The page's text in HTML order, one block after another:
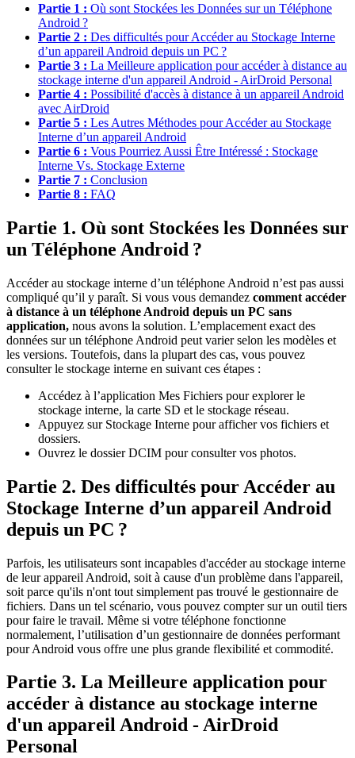
Partie 1 : Où sont Stockées les Données sur un Téléphone
Android ?
Partie 2 : Des difficultés pour Accéder au Stockage Interne
d’un appareil Android depuis un PC ?
Partie 3 : La Meilleure application pour accéder à distance au
stockage interne d'un appareil Android - AirDroid Personal
Partie 4 : Possibilité d'accès à distance à un appareil Android
avec AirDroid
Partie 5 : Les Autres Méthodes pour Accéder au Stockage
Interne d’un appareil Android
Partie 6 : Vous Pourriez Aussi Être Intéressé : Stockage
Interne Vs. Stockage Externe
Partie 7 : Conclusion
Partie 8 : FAQ
Partie 1. Où sont Stockées les Données sur
un Téléphone Android ?
Accéder au stockage interne d’un téléphone Android n’est pas aussi
compliqué qu’il y paraît. Si vous vous demandez comment accéder
à distance à un téléphone Android depuis un PC sans
application, nous avons la solution. L’emplacement exact des
données sur un téléphone Android peut varier selon les modèles et
les versions. Toutefois, dans la plupart des cas, vous pouvez
consulter le stockage interne en suivant ces étapes :
Accédez à l’application Mes Fichiers pour explorer le
stockage interne, la carte SD et le stockage réseau.
Appuyez sur Stockage Interne pour afficher vos fichiers et
dossiers.
Ouvrez le dossier DCIM pour consulter vos photos.
Partie 2. Des difficultés pour Accéder au
Stockage Interne d’un appareil Android
depuis un PC ?
Parfois, les utilisateurs sont incapables d'accéder au stockage interne
de leur appareil Android, soit à cause d'un problème dans l'appareil,
soit parce qu'ils n'ont tout simplement pas trouvé le gestionnaire de
fichiers. Dans un tel scénario, vous pouvez compter sur un outil tiers
pour faire le travail. Même si votre téléphone fonctionne
normalement, l’utilisation d’un gestionnaire de données performant
pour Android vous offre une plus grande flexibilité et commodité.
Partie 3. La Meilleure application pour
accéder à distance au stockage interne
d'un appareil Android - AirDroid
Personal